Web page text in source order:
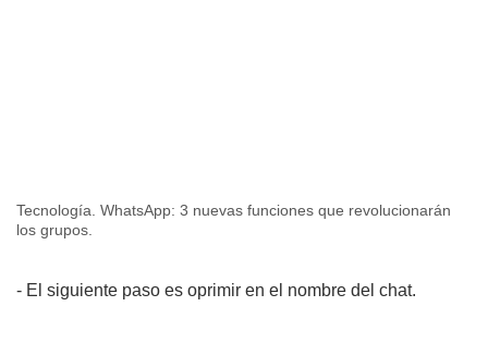
Tecnología. WhatsApp: 3 nuevas funciones que revolucionarán
los grupos.
- El siguiente paso es oprimir en el nombre del chat.